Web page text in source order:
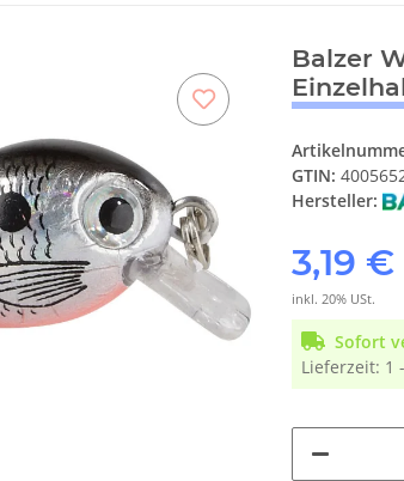
Balzer
GTIN:
Hersteller:
3,19 €
inkl. 20% USt.
Sofort
Lieferzeit: 1